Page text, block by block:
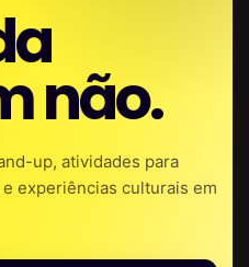
não.
up, atividades para
experiências culturais em